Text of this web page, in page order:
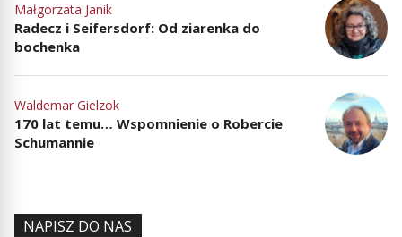
Małgorzata Janik
Radecz i Seifersdorf: Od ziarenka do
bochenka
Waldemar Gielzok
170 lat temu… Wspomnienie o Robercie
Schumannie
NAPISZ DO NAS